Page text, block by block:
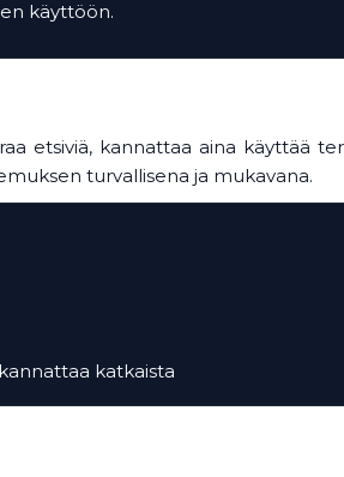
käyttöön.
etsiviä, kannattaa aina käyttää
turvallisena ja mukavana.
katkaista